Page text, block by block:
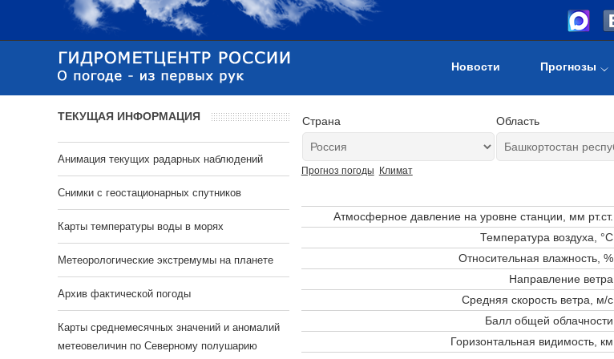
Новости Прогнозы
Страна Область
Прогноз погоды Климат
Атмосферное давление на уровне станции, мм рт.ст.
Температура воздуха, °C
Относительная влажность, %
Направление ветра
Средняя скорость ветра, м/с
Балл общей облачности
Горизонтальная видимость, км
ТЕКУЩАЯ ИНФОРМАЦИЯ
Анимация текущих радарных наблюдений
Cнимки с геостационарных спутников
Карты температуры воды в морях
Метеорологические экстремумы на планете
Архив фактической погоды
Карты среднемесячных значений и аномалий
метеовеличин по Северному полушарию